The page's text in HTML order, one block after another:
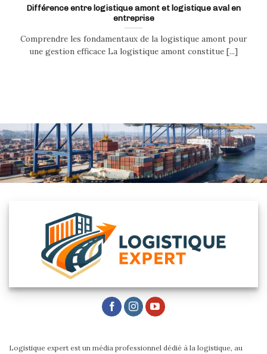
Différence entre logistique amont et logistique aval en
entreprise
Comprendre les fondamentaux de la logistique amont pour
une gestion efficace La logistique amont constitue [...]
Logistique expert est un média professionnel dédié à la logistique, au